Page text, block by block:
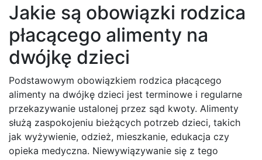
Jakie są obowiązki rodzica
płacącego alimenty na
dwójkę dzieci
Podstawowym obowiązkiem rodzica płacącego
alimenty na dwójkę dzieci jest terminowe i regularne
przekazywanie ustalonej przez sąd kwoty. Alimenty
służą zaspokojeniu bieżących potrzeb dzieci, takich
jak wyżywienie, odzież, mieszkanie, edukacja czy
opieka medyczna. Niewywiązywanie się z tego